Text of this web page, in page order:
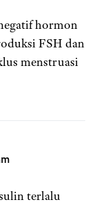
hormon
FSH dan
menstruasi
terlalu